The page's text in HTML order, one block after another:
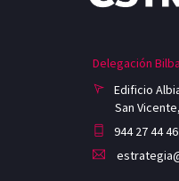
Delegación
Edificio
San
944 27 44 46